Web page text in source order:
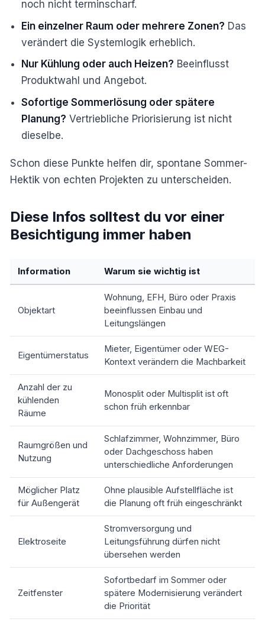
noch nicht terminscharf.
Ein einzelner Raum oder mehrere Zonen? Das
verändert die Systemlogik erheblich.
Nur Kühlung oder auch Heizen? Beeinflusst
Produktwahl und Angebot.
Sofortige Sommerlösung oder spätere
Planung? Vertriebliche Priorisierung ist nicht
dieselbe.
Schon diese Punkte helfen dir, spontane Sommer-
Hektik von echten Projekten zu unterscheiden.
Diese Infos solltest du vor einer
Besichtigung immer haben
Information Warum sie wichtig ist
Objektart
Wohnung, EFH, Büro oder Praxis
beeinflussen Einbau und
Leitungslängen
Eigentümerstatus
Mieter, Eigentümer oder WEG-
Kontext verändern die Machbarkeit
Anzahl der zu
kühlenden
Räume
Monosplit oder Multisplit ist oft
schon früh erkennbar
Raumgrößen und
Nutzung
Schlafzimmer, Wohnzimmer, Büro
oder Dachgeschoss haben
unterschiedliche Anforderungen
Möglicher Platz
für Außengerät
Ohne plausible Aufstellfläche ist
die Planung oft früh eingeschränkt
Elektroseite
Stromversorgung und
Leitungsführung dürfen nicht
übersehen werden
Zeitfenster
Sofortbedarf im Sommer oder
spätere Modernisierung verändert
die Priorität